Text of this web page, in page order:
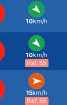
NO -
10km/h
NO -
10km/h
Raf. 55
O -
15km/h
Raf. 55